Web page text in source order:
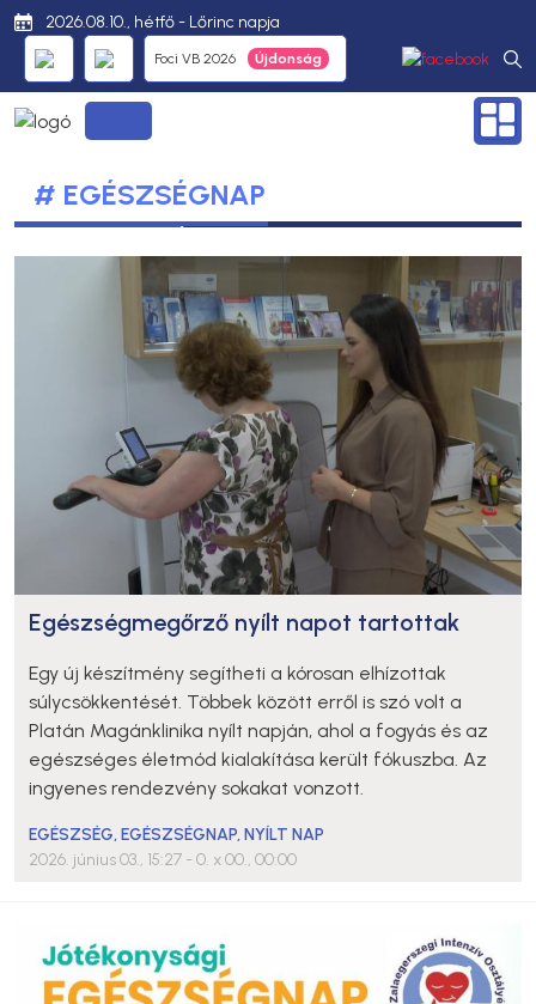
2026.08.10., hétfő - Lőrinc napja
Foci VB 2026
# EGÉSZSÉGNAP
Egészségmegőrző nyílt napot tartottak
Egy új készítmény segítheti a kórosan elhízottak
súlycsökkentését. Többek között erről is szó volt a
Platán Magánklinika nyílt napján, ahol a fogyás és az
egészséges életmód kialakítása került fókuszba. Az
ingyenes rendezvény sokakat vonzott.
EGÉSZSÉG,EGÉSZSÉGNAP,NYÍLT NAP
2026. június 03., 15:27 - 0. x 00., 00:00